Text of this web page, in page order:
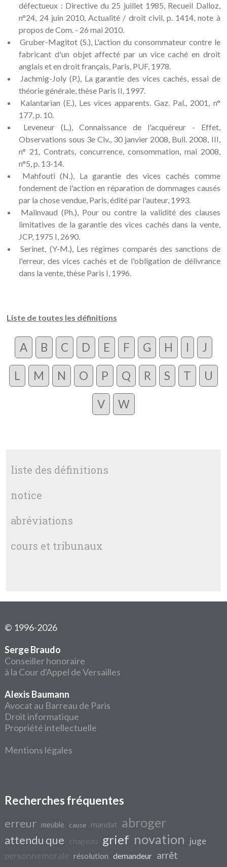
défectueux : Directive du 25 juillet 1985, Recueil Dalloz,
n°24, 24 juin 2010, Actualité / droit civil, p. 1414, note à
propos de Com. - 26 mai 2010.
Gruber-Magitot (S.), L'action du consommateur contre le
fabricant d'un objet affecté par un vice caché en droit
anglais et en droit français, Paris, PUF, 1978.
Jachmig-Joly (P.), La garantie des vices cachés, essai de
théorie générale, thèse Paris II, 1997.
Kalantarian (E.), Les vices apparents. Gaz. Pal., 2001, n°
177, p. 10.
Leveneur (L.), Connaissance de l'acquéreur - Effet,
Observations sous 3e Civ., 30 janvier 2008, Bull. 2008, III,
n° 21, Contrats, concurrence, consommation, mai 2008,
n°5, p. 13-14.
Mahfouti (N.), La garantie des vices cachés comme
fondement de l'action en réparation de dommages causés
par la chose vendue, Paris, édité par l'auteur, 1993.
Malinvaud (Ph.), Pour ou contre la validité des clauses
limitatives de la garantie des vices cachés dans la vente,
JCP, 1975 I, 2690.
Serinet, (Y-M.), Les régimes comparés des sanctions de
l'erreur, des vices cachés et de l'obligation de délivrance
dans la vente, thèse Paris I, 1996.
Liste de toutes les définitions
A B C D E F G H I J
L M N O P Q R S T U
V W
liste des définitions
notice
abréviations
cours et tribunaux
© 1996-2026
Serge Braudo
Conseiller honoraire
à la Cour d'Appel de Versailles
Alexis Baumann
Avocat au Barreau de Paris
Droit informatique
Propriété intellectuelle
Mentions légales
Recherches fréquentes
erreur meuble cause mandat abroger
attendu que chapeau grief novation juge
personne morale résolution demandeur arrêt